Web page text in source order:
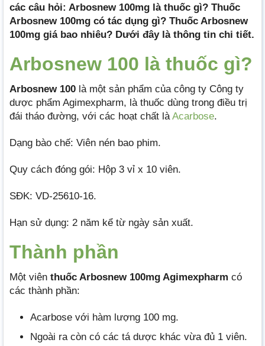
các câu hỏi: Arbosnew 100mg là thuốc gì? Thuốc
Arbosnew 100mg có tác dụng gì? Thuốc Arbosnew
100mg giá bao nhiêu? Dưới đây là thông tin chi tiết.
Arbosnew 100 là thuốc gì?
Arbosnew 100 là một sản phẩm của công ty Công ty
dược phẩm Agimexpharm, là thuốc dùng trong điều trị
đái tháo đường, với các hoạt chất là Acarbose.
Dạng bào chế: Viên nén bao phim.
Quy cách đóng gói: Hộp 3 vỉ x 10 viên.
SĐK: VD-25610-16.
Hạn sử dụng: 2 năm kể từ ngày sản xuất.
Thành phần
Một viên thuốc Arbosnew 100mg Agimexpharm có
các thành phần:
Acarbose với hàm lượng 100 mg.
Ngoài ra còn có các tá dược khác vừa đủ 1 viên.